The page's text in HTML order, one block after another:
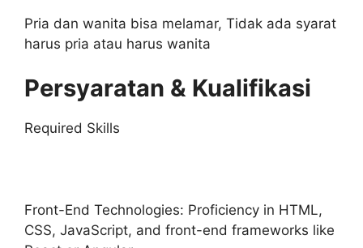
Pria dan wanita bisa melamar, Tidak ada syarat
harus pria atau harus wanita
Persyaratan & Kualifikasi
Required Skills
Front-End Technologies: Proficiency in HTML,
CSS, JavaScript, and front-end frameworks like